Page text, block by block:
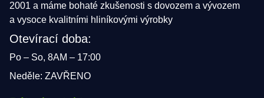
2001 a máme bohaté zkušenosti s dovozem a vývozem
a vysoce kvalitními hliníkovými výrobky
Otevírací doba:
Po – So, 8AM – 17:00
Neděle: ZAVŘENO